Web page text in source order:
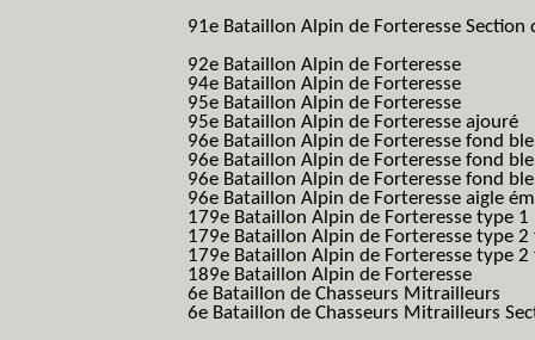
91e Bataillon Alpin de Forteresse
92e Bataillon Alpin de Forteresse
94e Bataillon Alpin de Forteresse
95e Bataillon Alpin de Forteresse
95e Bataillon Alpin de Forteresse ajouré
96e Bataillon Alpin de Forteresse fond
96e Bataillon Alpin de Forteresse fond
96e Bataillon Alpin de Forteresse fond
96e Bataillon Alpin de Forteresse aigle
179e Bataillon Alpin de Forteresse type 1
179e Bataillon Alpin de Forteresse type
179e Bataillon Alpin de Forteresse type
189e Bataillon Alpin de Forteresse
6e Bataillon de Chasseurs Mitrailleurs
6e Bataillon de Chasseurs Mitrailleurs